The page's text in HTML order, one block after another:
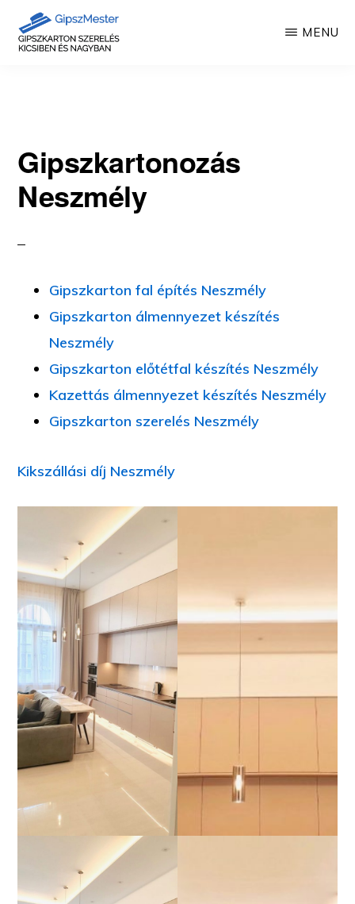
MENU
Gipszkartonozás
Neszmély
Gipszkarton fal építés Neszmély
Gipszkarton álmennyezet készítés
Neszmély
Gipszkarton előtétfal készítés Neszmély
Kazettás álmennyezet készítés Neszmély
Gipszkarton szerelés Neszmély
Kikszállási díj Neszmély